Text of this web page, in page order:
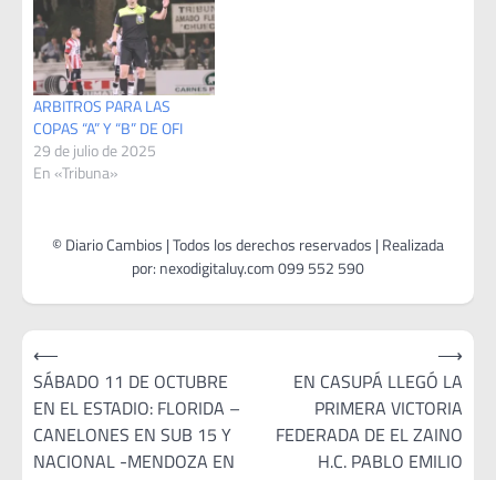
ARBITROS PARA LAS
COPAS “A” Y “B” DE OFI
29 de julio de 2025
En «Tribuna»
Navegación
de
entradas
⟵
SÁBADO 11 DE OCTUBRE
EN EL ESTADIO: FLORIDA –
CANELONES EN SUB 15 Y
NACIONAL -MENDOZA EN
EN CASUPÁ LLEGÓ LA
PRIMERA VICTORIA
FEDERADA DE EL ZAINO
H.C. PABLO EMILIO
⟶